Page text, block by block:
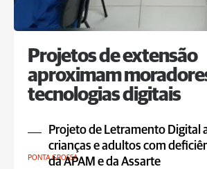
Projetos de extensão
aproximam
tecnologias digitais
Projeto de Letramento Digital
crianças e adultos com
da APAM e da Assarte
PONTA GROSSA